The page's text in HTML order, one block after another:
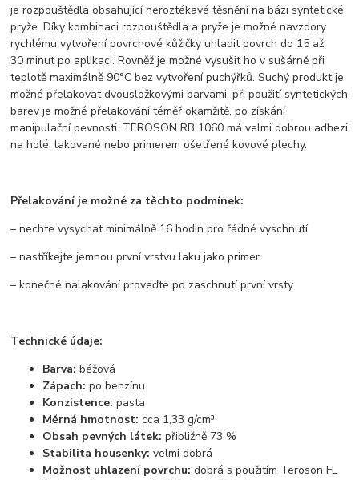
je rozpouštědla obsahující neroztékavé těsnění na bázi syntetické
pryže. Díky kombinaci rozpouštědla a pryže je možné navzdory
rychlému vytvoření povrchové kůžičky uhladit povrch do 15 až
30 minut po aplikaci. Rovněž je možné vysušit ho v sušárně při
teplotě maximálně 90°C bez vytvoření puchýřků. Suchý produkt je
možné přelakovat dvousložkovými barvami, při použití syntetických
barev je možné přelakování téměř okamžitě, po získání
manipulační pevnosti. TEROSON RB 1060 má velmi dobrou adhezi
na holé, lakované nebo primerem ošetřené kovové plechy.
Přelakování je možné za těchto podmínek:
– nechte vysychat minimálně 16 hodin pro řádné vyschnutí
– nastříkejte jemnou první vrstvu laku jako primer
– konečné nalakování proveďte po zaschnutí první vrsty.
Technické údaje:
Barva: béžová
Zápach: po benzínu
Konzistence: pasta
Měrná hmotnost: cca 1,33 g/cm³
Obsah pevných látek: přibližně 73 %
Stabilita housenky: velmi dobrá
Možnost uhlazení povrchu: dobrá s použitím Teroson FL